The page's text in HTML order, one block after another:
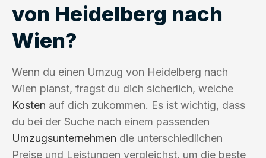
von Heidelberg nach
Wien?
Wenn du einen Umzug von Heidelberg nach
Wien planst, fragst du dich sicherlich, welche
Kosten auf dich zukommen. Es ist wichtig, dass
du bei der Suche nach einem passenden
Umzugsunternehmen die unterschiedlichen
Preise und Leistungen vergleichst, um die beste